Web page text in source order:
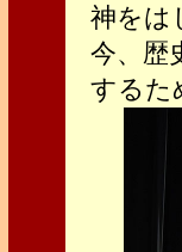
神をは
今、歴
するた